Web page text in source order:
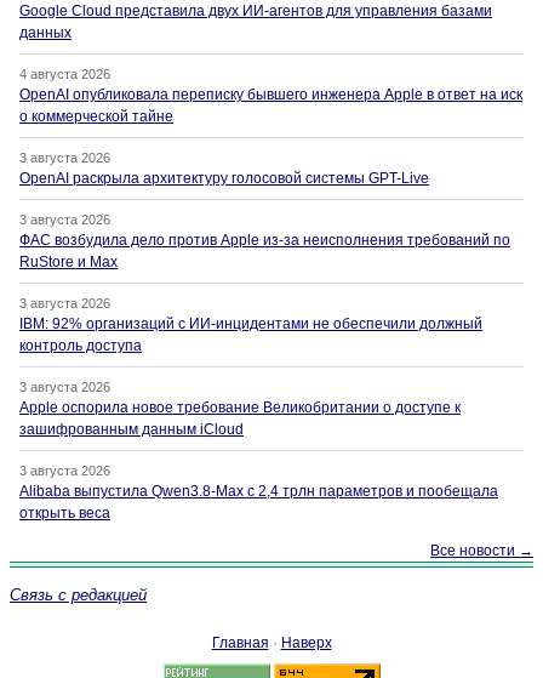
Google Cloud представила двух ИИ-агентов для управления базами
данных
4 августа 2026
OpenAI опубликовала переписку бывшего инженера Apple в ответ на иск
о коммерческой тайне
3 августа 2026
OpenAI раскрыла архитектуру голосовой системы GPT-Live
3 августа 2026
ФАС возбудила дело против Apple из-за неисполнения требований по
RuStore и Max
3 августа 2026
IBM: 92% организаций с ИИ-инцидентами не обеспечили должный
контроль доступа
3 августа 2026
Apple оспорила новое требование Великобритании о доступе к
зашифрованным данным iCloud
3 августа 2026
Alibaba выпустила Qwen3.8-Max с 2,4 трлн параметров и пообещала
открыть веса
Все новости →
Связь с редакцией
Главная · Наверх